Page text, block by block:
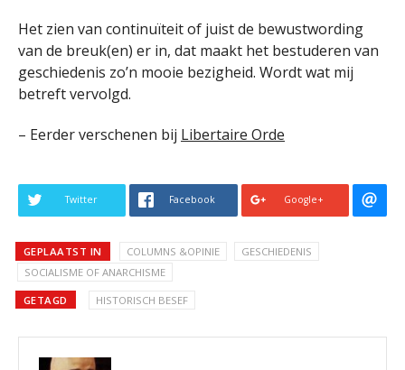
Het zien van continuïteit of juist de bewustwording
van de breuk(en) er in, dat maakt het bestuderen van
geschiedenis zo’n mooie bezigheid. Wordt wat mij
betreft vervolgd.
– Eerder verschenen bij Libertaire Orde
Twitter Facebook Google+
GEPLAATST IN COLUMNS &OPINIE
GESCHIEDENIS
SOCIALISME OF ANARCHISME
GETAGD HISTORISCH BESEF